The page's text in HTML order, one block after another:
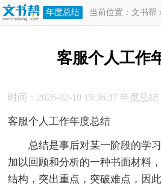
年度总结 当前位置： 文书帮
客服个人工作
时间：2026-02-10 15:36:37年度总结
客服个人工作年度总结
总结是事后对某一阶段的学习
加以回顾和分析的一种书面材料
结构，突出重点，突破难点，因